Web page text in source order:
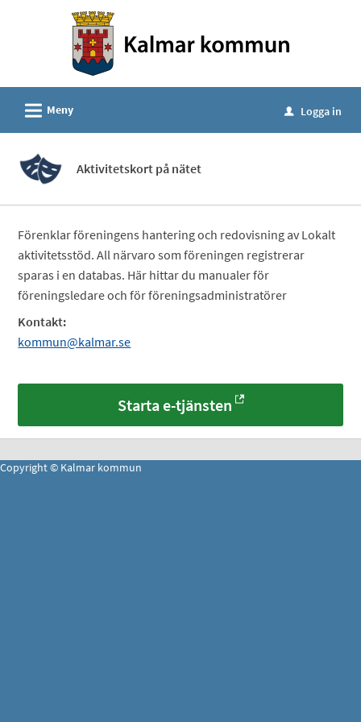
Välkommen
Kalmar
L Meny u Logga in
Aktivitetskort på nätet
Förenklar föreningens hantering och redovisning av Lokalt
aktivitetsstöd. All närvaro som föreningen registrerar
sparas i en databas. Här hittar du manualer för
föreningsledare och för föreningsadministratörer
Kontakt:
kommun@kalmar.se
Starta e-tjänsten
Copyright © Kalmar kommun